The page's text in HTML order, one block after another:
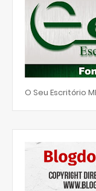
O Seu Escritório